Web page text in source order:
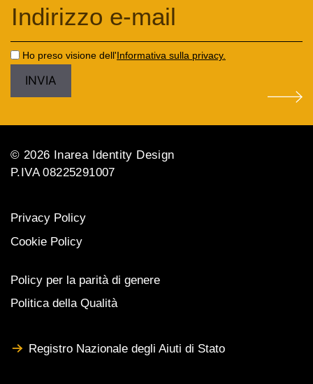
Ho preso visione dell'Informativa sulla privacy.
© 2026 Inarea Identity Design
P.IVA 08225291007
Privacy Policy
Cookie Policy
Policy per la parità di genere
Politica della Qualità
Registro Nazionale degli Aiuti di Stato